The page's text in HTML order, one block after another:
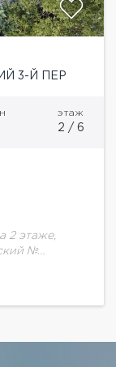
3-Й ПЕР
этаж
2 / 6
2 этаже,
№
в...